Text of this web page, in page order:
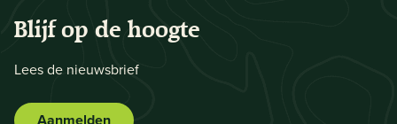
Blijf op de hoogte
Lees de nieuwsbrief
Aanmelden